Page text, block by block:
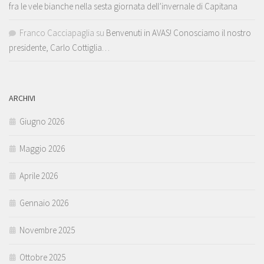
fra le vele bianche nella sesta giornata dell’invernale di Capitana
Franco Cacciapaglia su Benvenuti in AVAS! Conosciamo il nostro
presidente, Carlo Cottiglia…
ARCHIVI
Giugno 2026
Maggio 2026
Aprile 2026
Gennaio 2026
Novembre 2025
Ottobre 2025